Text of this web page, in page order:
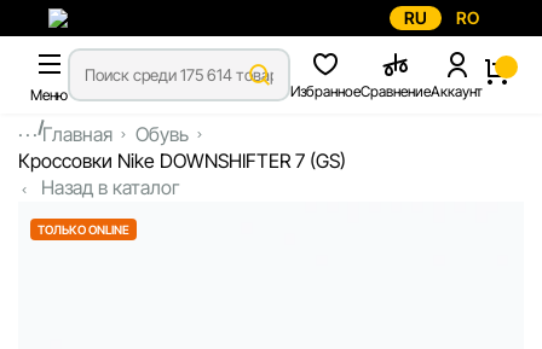
RU RO
Меню ИзбранноеСравнениеАккаунт
...Главная
Обувь
Кроссовки Nike DOWNSHIFTER 7 (GS)
Назад в каталог
ТОЛЬКО ONLINE